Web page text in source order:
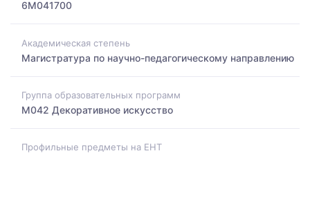
6M041700
Академическая степень
Магистратура по научно-педагогическому направлению
Группа образовательных программ
M042 Декоративное искусство
Профильные предметы на ЕНТ